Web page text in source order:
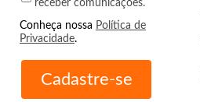
receber comunicações.
Conheça nossa Política de
Privacidade.